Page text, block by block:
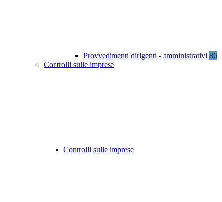
Provvedimenti dirigenti - amministrativi 86
Controlli sulle imprese
Controlli sulle imprese